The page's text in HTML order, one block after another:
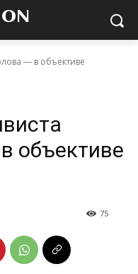
— в объективе
объективе
75